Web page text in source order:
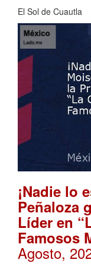
El Sol de Cuautla
¡Nadie lo
Peñaloza
Líder en
Famosos
Agosto,